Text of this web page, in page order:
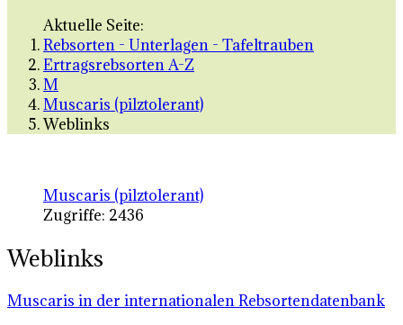
Aktuelle Seite:
Rebsorten - Unterlagen - Tafeltrauben
Ertragsrebsorten A-Z
M
Muscaris (pilztolerant)
Weblinks
Muscaris (pilztolerant)
Zugriffe: 2436
Weblinks
Muscaris in der internationalen Rebsortendatenbank